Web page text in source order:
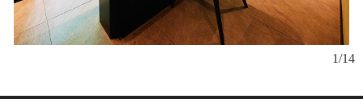
1/14